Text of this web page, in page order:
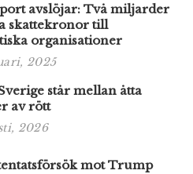
avslöjar: Två miljarder
skattekronor till
organisationer
2025
står mellan åtta
av rött
2026
mot Trump